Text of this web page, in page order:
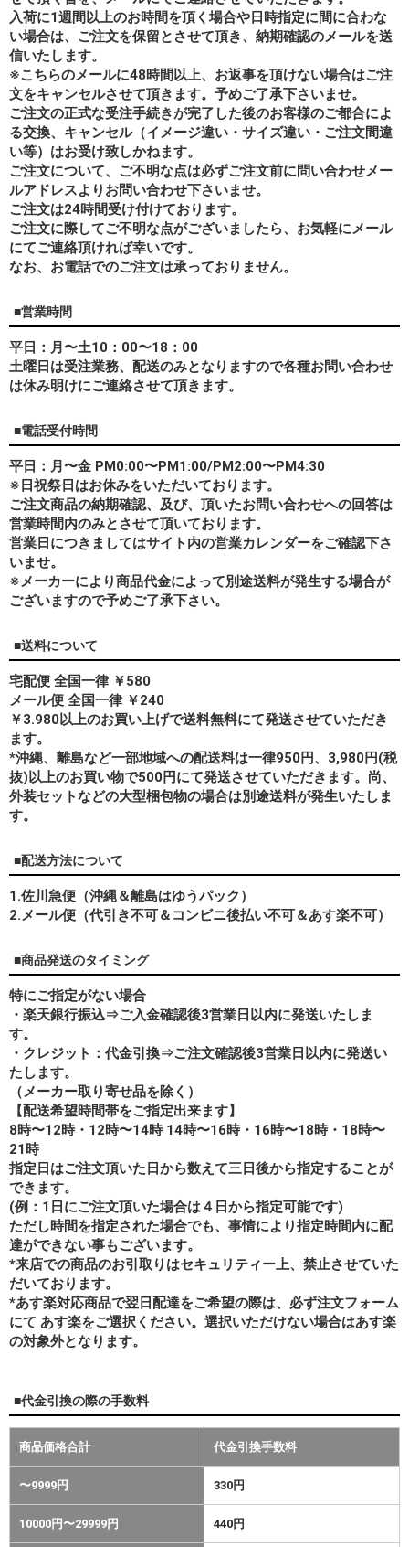
入荷に1週間以上のお時間を頂く場合や日時指定に間に合わな
い場合は、ご注文を保留とさせて頂き、納期確認のメールを送
信いたします。
※こちらのメールに48時間以上、お返事を頂けない場合はご注
文をキャンセルさせて頂きます。予めご了承下さいませ。
ご注文の正式な受注手続きが完了した後のお客様のご都合によ
る交換、キャンセル（イメージ違い・サイズ違い・ご注文間違
い等）はお受け致しかねます。
ご注文について、ご不明な点は必ずご注文前に問い合わせメー
ルアドレスよりお問い合わせ下さいませ。
ご注文は24時間受け付けております。
ご注文に際してご不明な点がございましたら、お気軽にメール
にてご連絡頂ければ幸いです。
なお、 お電話でのご注文は承っておりません。
■営業時間
平日：月〜土10：00〜18：00
土曜日は受注業務、配送のみとなりますので各種お問い合わせ
は休み明けにご連絡させて頂きます。
■電話受付時間
平日：月〜金 PM0:00〜PM1:00/PM2:00〜PM4:30
※日祝祭日はお休みをいただいております。
ご注文商品の納期確認、及び、頂いたお問い合わせへの回答は
営業時間内のみとさせて頂いております。
営業日につきましてはサイト内の営業カレンダーをご確認下さ
いませ。
※メーカーにより商品代金によって別途送料が発生する場合が
ございますので予めご了承下さい。
■送料について
宅配便 全国一律 ￥580
メール便 全国一律 ￥240
￥3.980以上のお買い上げで送料無料にて発送させていただき
ます。
*沖縄、離島など一部地域への配送料は一律950円、3,980円(税
抜)以上のお買い物で500円にて発送させていただきます。尚、
外装セットなどの大型梱包物の場合は別途送料が発生いたしま
す。
■配送方法について
1.佐川急便（沖縄＆離島はゆうパック）
2.メール便（代引き不可＆コンビニ後払い不可＆あす楽不可）
■商品発送のタイミング
特にご指定がない場合
・楽天銀行振込⇒ご入金確認後3営業日以内に発送いたしま
す。
・クレジット：代金引換⇒ご注文確認後3営業日以内に発送い
たします。
（メーカー取り寄せ品を除く）
【配送希望時間帯をご指定出来ます】
8時〜12時・12時〜14時 14時〜16時・16時〜18時・18時〜
21時
指定日はご注文頂いた日から数えて三日後から指定することが
できます。
(例：1日にご注文頂いた場合は４日から指定可能です)
ただし時間を指定された場合でも、事情により指定時間内に配
達ができない事もございます。
*来店での商品のお引取りはセキュリティー上、禁止させていた
だいております。
*あす楽対応商品で翌日配達をご希望の際は、必ず注文フォーム
にて あす楽をご選択ください。選択いただけない場合はあす楽
の対象外となります。
■代金引換の際の手数料
商品価格合計 代金引換手数料
〜9999円 330円
10000円〜29999円 440円